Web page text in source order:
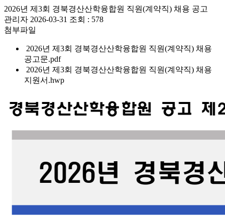
2026년 제3회 경북경산산학융합원 직원(계약직) 채용 공고
관리자 2026-03-31 조회 : 578
첨부파일
2026년 제3회 경북경산산학융합원 직원(계약직) 채용
공고문.pdf
2026년 제3회 경북경산산학융합원 직원(계약직) 채용
지원서.hwp